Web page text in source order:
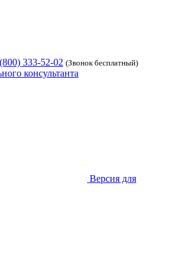
333-52-02 (Звонок бесплатный)
консультанта
Версия для